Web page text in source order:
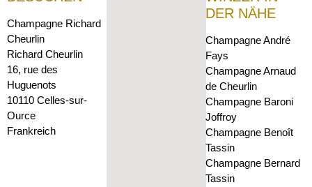
Champagne Richard
Cheurlin
Richard Cheurlin
16, rue des
Huguenots
10110 Celles-sur-
Ource
Frankreich
DER NÄHE
Champagne André
Fays
Champagne Arnaud
de Cheurlin
Champagne Baroni
Joffroy
Champagne Benoît
Tassin
Champagne Bernard
Tassin